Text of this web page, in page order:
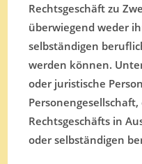
Rechtsgeschäft zu
überwiegend weder
selbständigen
werden können.
oder juristische
Rechtsgeschäfts in
oder selbständigen